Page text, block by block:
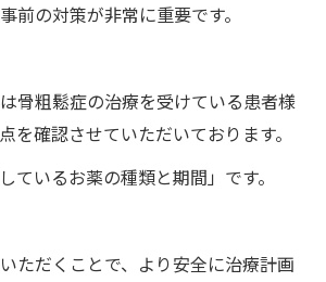
前の対策が非常に重要です。
骨粗鬆症の治療を受けている患者様
を確認させていただいております。
ているお薬の種類と期間」です。
ただくことで、より安全に治療計画